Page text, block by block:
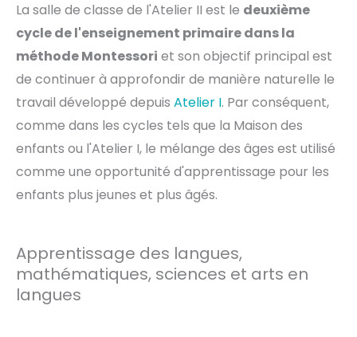
La salle de classe de l'Atelier II est le deuxième
cycle de l'enseignement primaire dans la
méthode Montessori et son objectif principal est
de continuer à approfondir de manière naturelle le
travail développé depuis Atelier I. Par conséquent,
comme dans les cycles tels que la Maison des
enfants ou l'Atelier I, le mélange des âges est utilisé
comme une opportunité d'apprentissage pour les
enfants plus jeunes et plus âgés.
Apprentissage des langues,
mathématiques, sciences et arts en
langues